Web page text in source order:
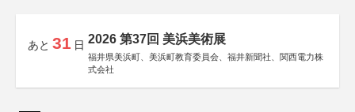
あと 31 日 2026 第37回 美浜美術展
福井県美浜町、美浜町教育委員会、福井新聞社、関西電力株
式会社